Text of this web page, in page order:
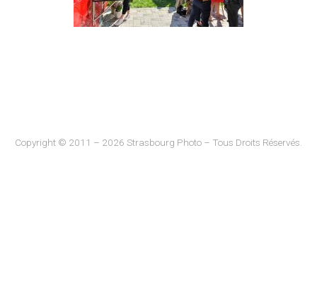
Copyright © 2011 – 2026 Strasbourg Photo – Tous Droits Réservés.